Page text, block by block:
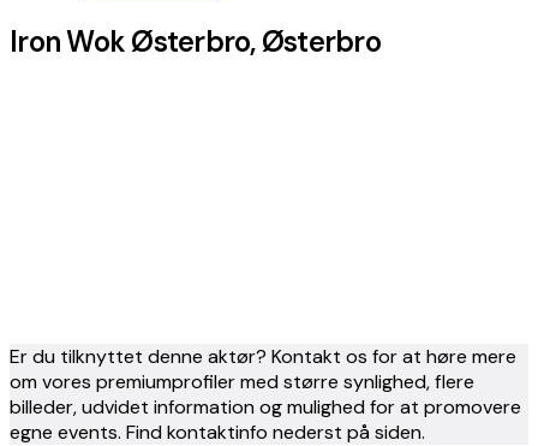
Iron Wok Østerbro, Østerbro
Leaflet |©OpenStreetMap contributors, Tiles style by
Er du tilknyttet denne aktør? Kontakt os for at høre mere
om vores premiumprofiler med større synlighed, flere
billeder, udvidet information og mulighed for at promovere
egne events. Find kontaktinfo nederst på siden.